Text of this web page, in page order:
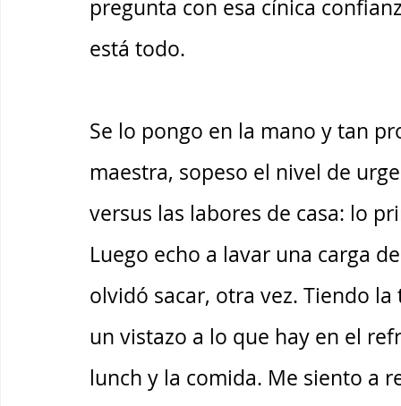
pregunta con esa cínica
está todo.
Se lo pongo en la mano y tan
maestra, sopeso el nivel de
versus las labores de casa: lo
Luego echo a lavar una carga
olvidó sacar, otra vez. Tiendo
un vistazo a lo que hay en el
lunch y la comida. Me siento a